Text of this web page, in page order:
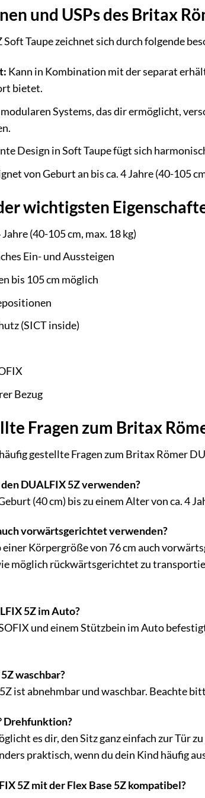
und USPs des Britax
Taupe zeichnet sich durch folgende
Kann in Kombination mit der separat
bietet.
Systems, das dir ermöglicht,
Design in Soft Taupe fügt sich
von Geburt an bis ca. 4 Jahre (40-105
wichtigsten
(40-105 cm, max. 18 kg)
Ein- und Aussteigen
bis 105 cm möglich
(SICT inside)
Bezug
Fragen zum Britax
gestellte Fragen zum Britax Römer
DUALFIX 5Z verwenden?
(40 cm) bis zu einem Alter von ca. 4
vorwärtsgerichtet verwenden?
einer Körpergröße von 76 cm auch
möglich rückwärtsgerichtet zu
5Z im Auto?
und einem Stützbein im Auto
waschbar?
ist abnehmbar und waschbar. Beachte
Drehfunktion?
es dir, den Sitz ganz einfach zur Tür
praktisch, wenn du dein Kind häufig
5Z mit der Flex Base 5Z kompatibel?